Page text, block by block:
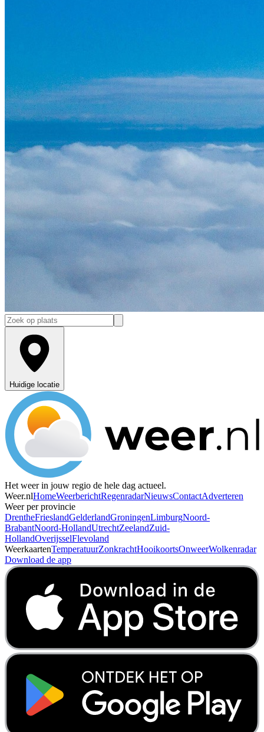
Huidige locatie
Het weer in jouw regio de hele dag actueel.
Weer.nlHomeWeerberichtRegenradarNieuwsContactAdverteren
Weer per provincie
DrentheFrieslandGelderlandGroningenLimburgNoord-
BrabantNoord-HollandUtrechtZeelandZuid-
HollandOverijsselFlevoland
WeerkaartenTemperatuurZonkrachtHooikoortsOnweerWolkenradar
Download de app